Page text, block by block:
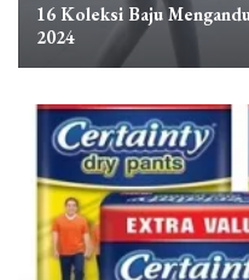
16 Koleksi Baju
2024